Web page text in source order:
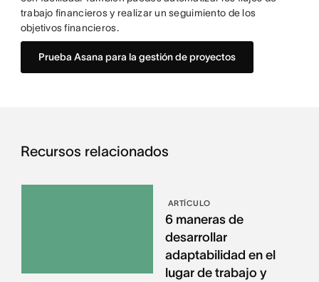
trabajo financieros y realizar un seguimiento de los
objetivos financieros.
Prueba Asana para la gestión de proyectos
Recursos relacionados
ARTÍCULO
6 maneras de
desarrollar
adaptabilidad en el
lugar de trabajo y